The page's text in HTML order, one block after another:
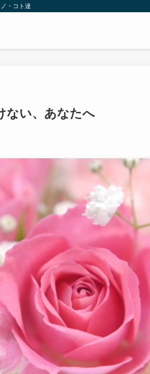
・コト達
ない、あなたへ